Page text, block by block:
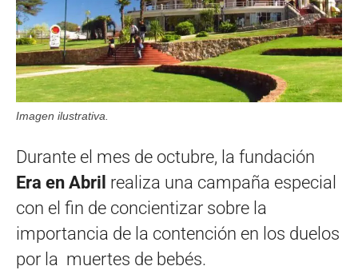
Imagen ilustrativa.
Durante el mes de octubre, la fundación
Era en Abril realiza una campaña especial
con el fin de concientizar sobre la
importancia de la contención en los duelos
por la muertes de bebés.